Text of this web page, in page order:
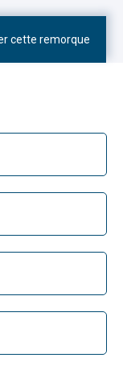
cette remorque